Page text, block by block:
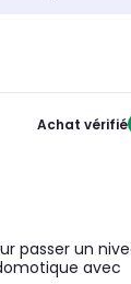
Achat vérifié
passer un
avec